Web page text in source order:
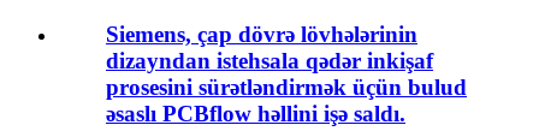
Siemens, çap dövrə lövhələrinin
dizayndan istehsala qədər inkişaf
prosesini sürətləndirmək üçün bulud
əsaslı PCBflow həllini işə saldı.